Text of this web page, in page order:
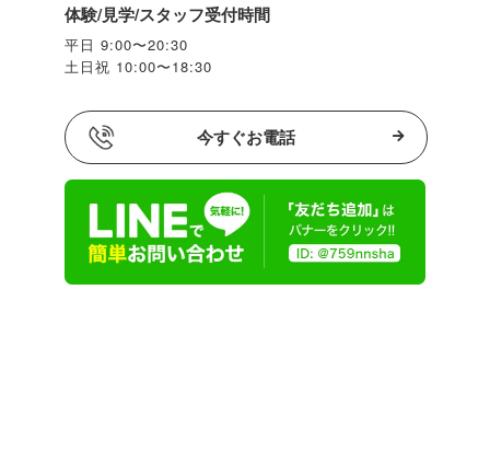
体験/見学/スタッフ受付時間
平日 9:00〜20:30
土日祝 10:00〜18:30
今すぐお電話